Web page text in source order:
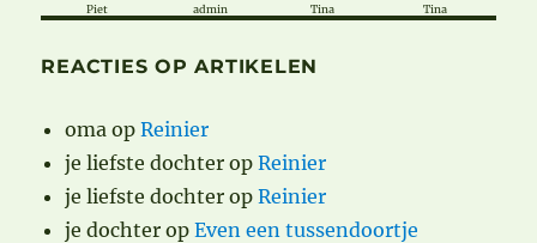
Piet admin Tina Tina
REACTIES OP ARTIKELEN
oma opReinier
je liefste dochter opReinier
je liefste dochter opReinier
je dochter opEven een tussendoortje